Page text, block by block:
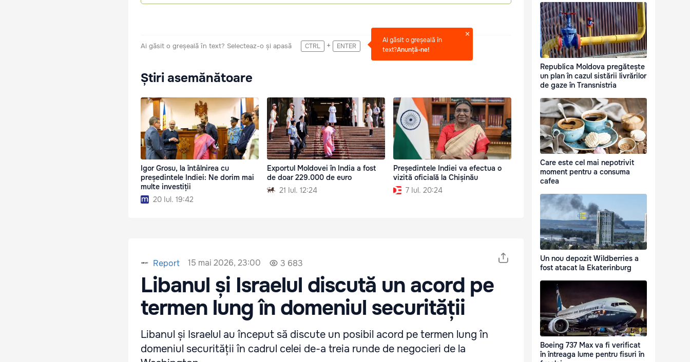
Ai găsit o greșeală în text? Selecteaz-o și apasă CTRL + ENTER
Ai găsit o greșeală în
text?Anunță-ne!
Știri asemănătoare
Igor Grosu, la întâlnirea cu
președintele Indiei: Ne dorim mai
multe investiții
20 Iul. 19:42
Exportul Moldovei în India a fost
de doar 229.000 de euro
21 Iul. 12:24
Președintele Indiei va efectua o
vizită oficială la Chișinău
7 Iul. 20:24
Report 15 mai 2026, 23:00 3 683
Libanul și Israelul discută un acord pe
termen lung în domeniul securității
Libanul și Israelul au început să discute un posibil acord pe termen lung în
domeniul securității în cadrul celei de-a treia runde de negocieri de la
Republica Moldova pregătește
un plan în cazul sistării livrărilor
de gaze în Transnistria
Care este cel mai nepotrivit
moment pentru a consuma
cafea
Un nou depozit Wildberries a
fost atacat la Ekaterinburg
Boeing 737 Max va fi verificat
în întreaga lume pentru fisuri în